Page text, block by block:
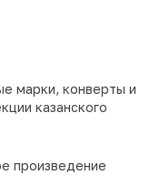
марки, конверты и
казанского
произведение